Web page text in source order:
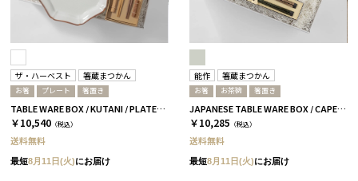
ザ・ハーベスト 箸蔵まつかん
お箸 プレート 箸置き
TABLE WARE BOX / KUTANI / PLATE19 2枚セット
￥10,540 （税込）
送料無料
最短8月11日(火)にお届け
能作 箸蔵まつかん
お箸 お茶碗 箸置き
JAPANESE TABLE WARE BOX / CAPE / 茶碗+箸置き+箸 / 浅葱＆桜
￥10,285 （税込）
送料無料
最短8月11日(火)にお届け